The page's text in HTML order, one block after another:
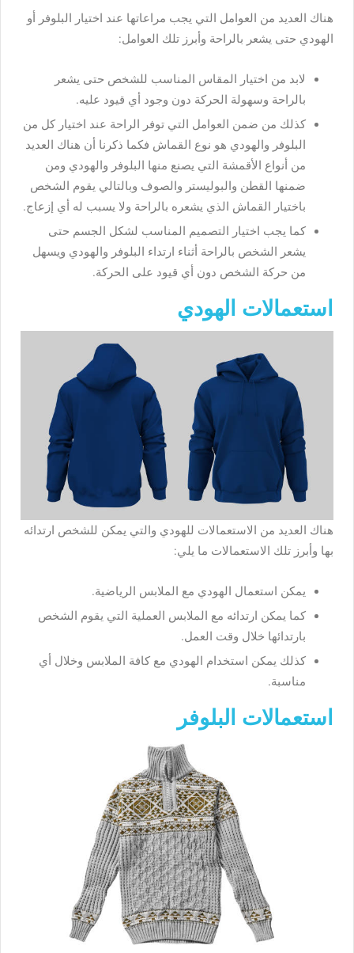
هناك العديد من العوامل التي يجب مراعاتها عند اختيار البلوفر أو
الهودي حتى يشعر بالراحة وأبرز تلك العوامل:
لابد من اختيار المقاس المناسب للشخص حتى يشعر
بالراحة وسهولة الحركة دون وجود أي قيود عليه.
كذلك من ضمن العوامل التي توفر الراحة عند اختيار كل من
البلوفر والهودي هو نوع القماش فكما ذكرنا أن هناك العديد
من أنواع الأقمشة التي يصنع منها البلوفر والهودي ومن
ضمنها القطن والبوليستر والصوف وبالتالي يقوم الشخص
باختيار القماش الذي يشعره بالراحة ولا يسبب له أي إزعاج.
كما يجب اختيار التصميم المناسب لشكل الجسم حتى
يشعر الشخص بالراحة أثناء ارتداء البلوفر والهودي ويسهل
من حركة الشخص دون أي قيود على الحركة.
استعمالات الهودي
هناك العديد من الاستعمالات للهودي والتي يمكن للشخص ارتدائه
بها وأبرز تلك الاستعمالات ما يلي:
يمكن استعمال الهودي مع الملابس الرياضية.
كما يمكن ارتدائه مع الملابس العملية التي يقوم الشخص
بارتدائها خلال وقت العمل.
كذلك يمكن استخدام الهودي مع كافة الملابس وخلال أي
مناسبة.
استعمالات البلوفر